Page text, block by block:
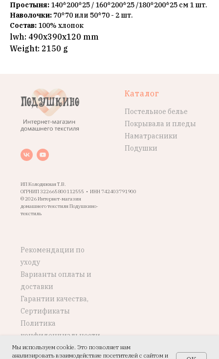
Простыня: 140*200*25 / 160*200*25 /180*200*25 см 1 шт.
Наволочки: 70*70 или 50*70 - 2 шт.
Состав: 100% хлопок
lwh: 490x390x120 mm
Weight: 2150 g
ИП Колодяжная Т.В.
ОГРНИП 322665800112555 • ИНН 742403791900
© 2026 Интернет-магазин
домашнего текстиля Подушкино-
текстиль
Каталог
Постельное белье
Покрывала и пледы
Наматрасники
Подушки
Рекомендации по
уходу
Варианты оплаты и
доставки
Гарантии качества,
Сертификаты
Политика
конфиденциальности
Возврат, обмен
Мы используем cookie. Это позволяет нам
анализировать взаимодействие посетителей с сайтом и